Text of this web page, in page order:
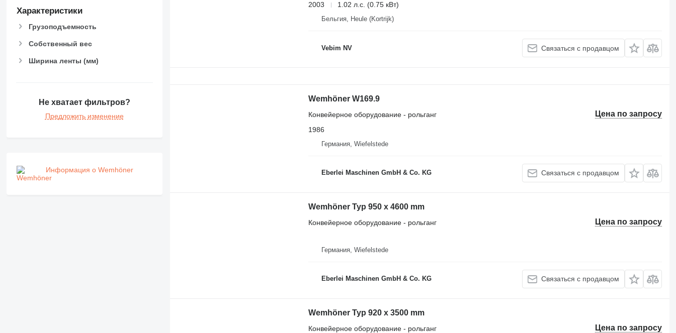
Характеристики
Грузоподъемность
Собственный вес
Ширина ленты (мм)
Не хватает фильтров?
Предложить изменение
Информация о Wemhöner
2003
1.02 л.с. (0.75 кВт)
Бельгия, Heule (Kortrijk)
Vebim NV Связаться с продавцом
Wemhöner W169.9
Цена по запросу
Конвейерное оборудование - рольганг
1986
Германия, Wiefelstede
Eberlei Maschinen GmbH & Co. KG Связаться с продавцом
Wemhöner Typ 950 x 4600 mm
Цена по запросу
Конвейерное оборудование - рольганг
Германия, Wiefelstede
Eberlei Maschinen GmbH & Co. KG Связаться с продавцом
Wemhöner Typ 920 x 3500 mm
Цена по запросу
Конвейерное оборудование - рольганг